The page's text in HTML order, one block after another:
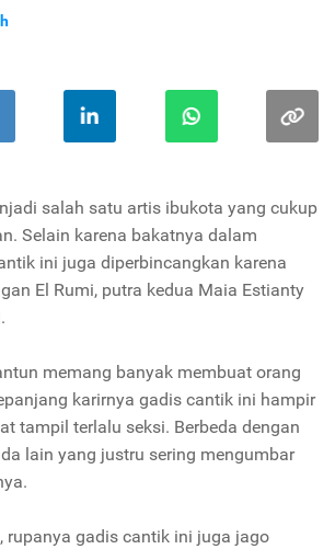
salah satu artis ibukota yang cukup
Selain karena bakatnya dalam
ini juga diperbincangkan karena
El Rumi, putra kedua Maia Estianty
memang banyak membuat orang
karirnya gadis cantik ini hampir
tampil terlalu seksi. Berbeda dengan
lain yang justru sering mengumbar
rupanya gadis cantik ini juga jago